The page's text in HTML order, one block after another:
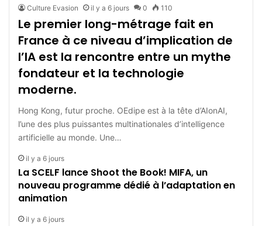
Culture Evasion il y a 6 jours 0 110
Le premier long-métrage fait en
France à ce niveau d’implication de
l’IA est la rencontre entre un mythe
fondateur et la technologie
moderne.
Hong Kong, futur proche. OEdipe est à la tête d’AIonAI,
l’une des plus puissantes multinationales d’intelligence
artificielle au monde. Une…
il y a 6 jours
La SCELF lance Shoot the Book! MIFA, un
nouveau programme dédié à l’adaptation en
animation
il y a 6 jours